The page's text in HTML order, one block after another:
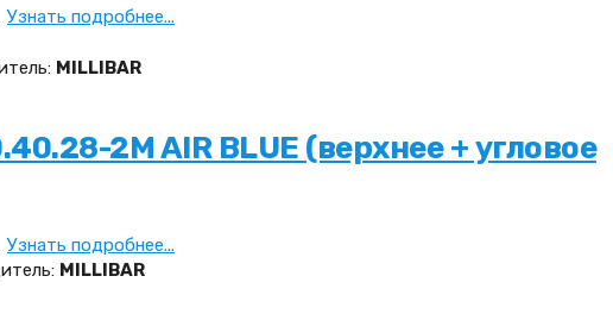
Узнать подробнее...
MILLIBAR
2M AIR BLUE (верхнее + угловое
Узнать подробнее...
MILLIBAR